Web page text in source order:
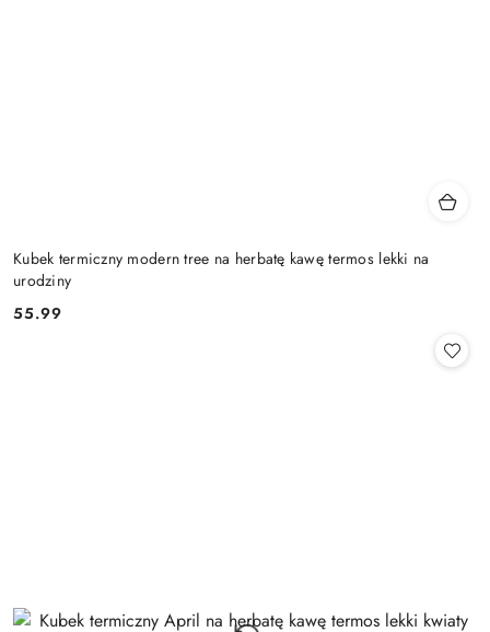
Kubek termiczny modern tree na herbatę kawę termos lekki na
urodziny
Cena:
55.99